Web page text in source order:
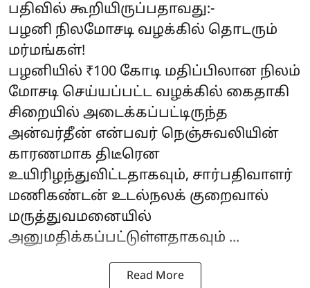
பதிவில் கூறியிருப்பதாவது:-
பழனி நிலமோசடி வழக்கில் தொடரும்
மர்மங்கள்!
பழனியில் ₹100 கோடி மதிப்பிலான நிலம்
மோசடி செய்யப்பட்ட வழக்கில் கைதாகி
சிறையில் அடைக்கப்பட்டிருந்த
அன்வர்தீன் என்பவர் நெஞ்சுவலியின்
காரணமாக திடீரென
உயிரிழந்துவிட்டதாகவும், சார்பதிவாளர்
மணிகண்டன் உடல்நலக் குறைவால்
மருத்துவமனையில்
அனுமதிக்கப்பட்டுள்ளதாகவும் ...
Read More